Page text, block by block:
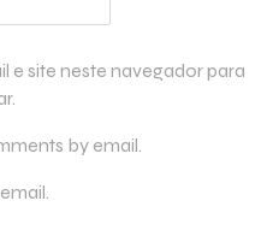
e site neste navegador para
by email.